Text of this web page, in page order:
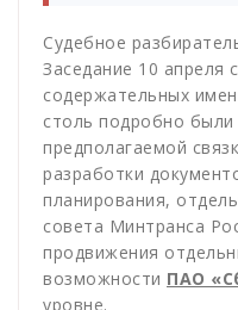
Судебное
Заседание 10 апреля
содержательных
столь подробно
предполагаемой
разработки
планирования,
совета Минтранса
продвижения
возможности ПАО
уровне.